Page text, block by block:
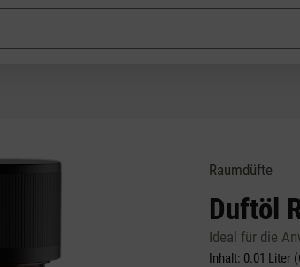
Raumdüfte
Duftöl
Ideal für die
Inhalt: 0.01 Liter